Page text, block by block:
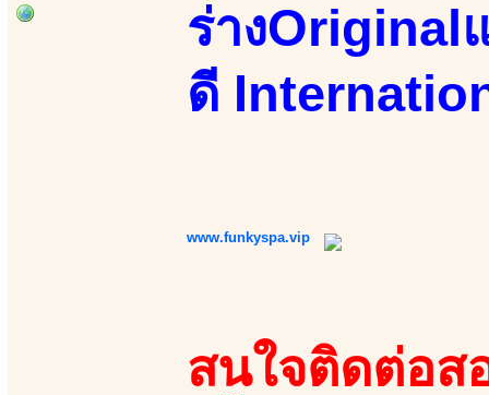
ร่างOriginal
ดี
www.funkyspa.vip
สนใจติดต่อส